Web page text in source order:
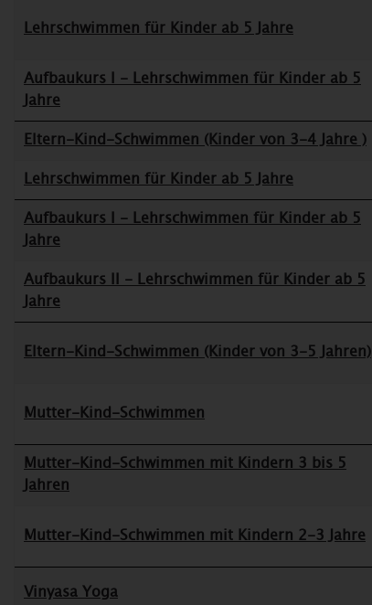
Lehrschwimmen für Kinder ab 5 Jahre
Aufbaukurs I - Lehrschwimmen für Kinder ab 5
Jahre
Eltern-Kind-Schwimmen (Kinder von 3-4 Jahre )
Lehrschwimmen für Kinder ab 5 Jahre
Aufbaukurs I - Lehrschwimmen für Kinder ab 5
Jahre
Aufbaukurs II - Lehrschwimmen für Kinder ab 5
Jahre
Eltern-Kind-Schwimmen (Kinder von 3-5 Jahren)
Mutter-Kind-Schwimmen
Mutter-Kind-Schwimmen mit Kindern 3 bis 5
Jahren
Mutter-Kind-Schwimmen mit Kindern 2-3 Jahre
Vinyasa Yoga